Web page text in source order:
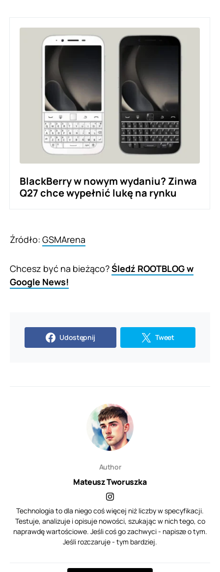
BlackBerry w nowym wydaniu? Zinwa
Q27 chce wypełnić lukę na rynku
Źródło: GSMArena
Chcesz być na bieżąco?Śledź ROOTBLOG w
Google News!
Udostępnij Tweet
Author
Mateusz Tworuszka
Technologia to dla niego coś więcej niż liczby w specyfikacji.
Testuje, analizuje i opisuje nowości, szukając w nich tego, co
naprawdę wartościowe. Jeśli coś go zachwyci - napisze o tym.
Jeśli rozczaruje - tym bardziej.